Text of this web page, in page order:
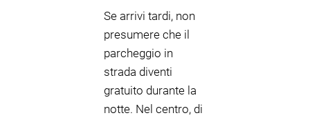
Se arrivi tardi, non
presumere che il
parcheggio in
strada diventi
gratuito durante la
notte. Nel centro, di